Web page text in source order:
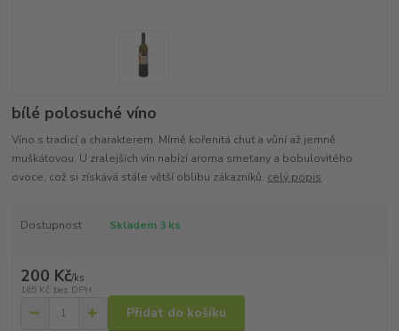
bílé polosuché víno
Víno s tradicí a charakterem. Mírně kořenitá chuť a vůní až jemně
muškátovou. U zralejších vín nabízí aroma smetany a bobulovitého
ovoce, což si získává stále větší oblibu zákazníků. celý popis
Dostupnost Skladem 3 ks
200 Kč/ks
165 Kč bez DPH
Přidat do košíku